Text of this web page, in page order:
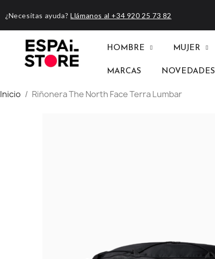
¿Necesitas ayuda? Llámanos al +34 920 25 73 82
HOMBRE MUJER
MARCAS NOVEDADES
Inicio Riñonera The North Face Terra Lumbar